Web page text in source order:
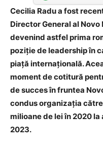
Cecilia Radu a fost
Director General al
devenind astfel prima
poziţie de leadership în
piaţă internaţională.
moment de cotitură
de succes în fruntea
condus organizaţia
milioane de lei în 2020
2023.